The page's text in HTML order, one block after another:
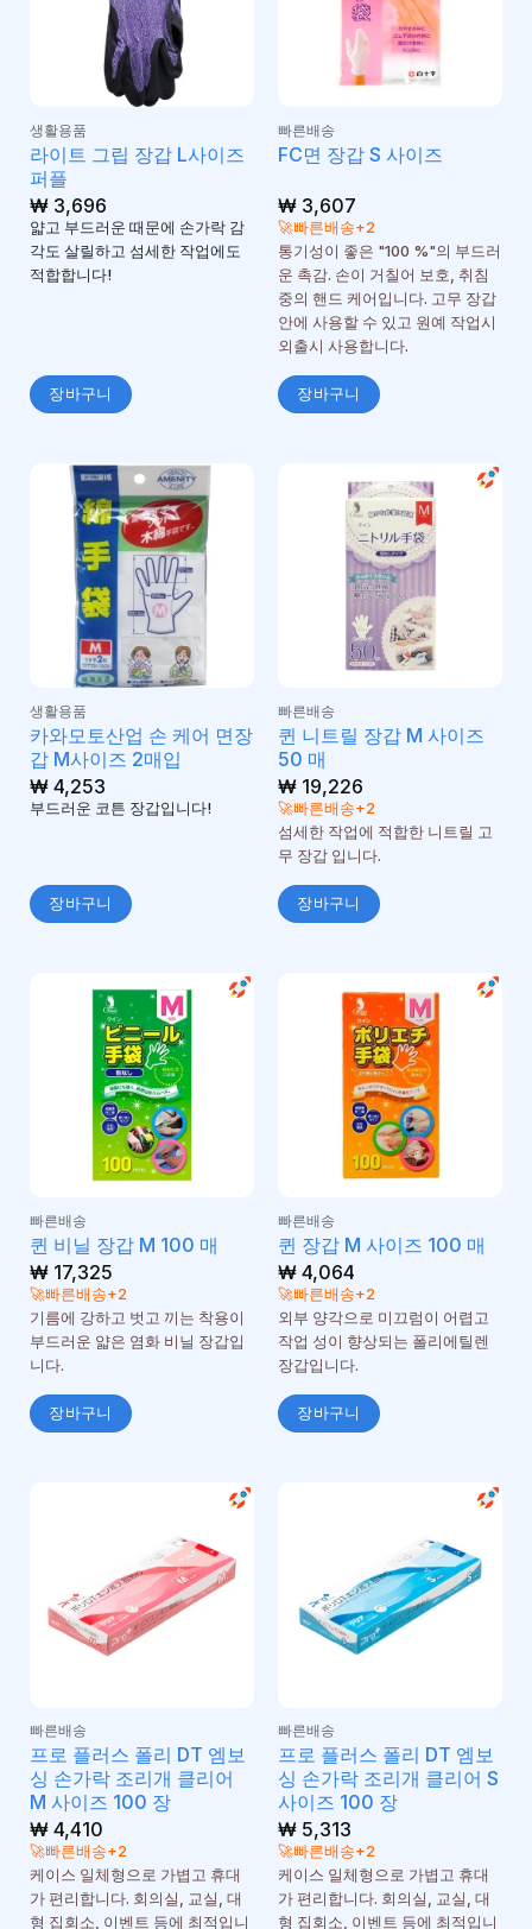
생활용품
라이트 그립 장갑 L사이즈
퍼플
₩3,696
얇고 부드러운 때문에 손가락 감
각도 살릴하고 섬세한 작업에도
적합합니다!
장바구니
빠른배송
FC면 장갑 S 사이즈
₩3,607
🚀빠른배송+2
통기성이 좋은 "100 %"의 부드러
운 촉감. 손이 거칠어 보호, 취침
중의 핸드 케어입니다. 고무 장갑
안에 사용할 수 있고 원예 작업시
외출시 사용합니다.
장바구니
생활용품
카와모토산업 손 케어 면장
갑 M사이즈 2매입
₩4,253
부드러운 코튼 장갑입니다!
장바구니
빠른배송
퀸 니트릴 장갑 M 사이즈
50 매
₩19,226
🚀빠른배송+2
섬세한 작업에 적합한 니트릴 고
무 장갑 입니다.
장바구니
빠른배송
퀸 비닐 장갑 M 100 매
₩17,325
🚀빠른배송+2
기름에 강하고 벗고 끼는 착용이
부드러운 얇은 염화 비닐 장갑입
니다.
장바구니
빠른배송
퀸 장갑 M 사이즈 100 매
₩4,064
🚀빠른배송+2
외부 양각으로 미끄럼이 어렵고
작업 성이 향상되는 폴리에틸렌
장갑입니다.
장바구니
빠른배송
프로 플러스 폴리 DT 엠보
싱 손가락 조리개 클리어
M 사이즈 100 장
₩4,410
🚀빠른배송+2
케이스 일체형으로 가볍고 휴대
가 편리합니다. 회의실, 교실, 대
형 집회소, 이벤트 등에 최적입니
빠른배송
프로 플러스 폴리 DT 엠보
싱 손가락 조리개 클리어 S
사이즈 100 장
₩5,313
🚀빠른배송+2
케이스 일체형으로 가볍고 휴대
가 편리합니다. 회의실, 교실, 대
형 집회소, 이벤트 등에 최적입니